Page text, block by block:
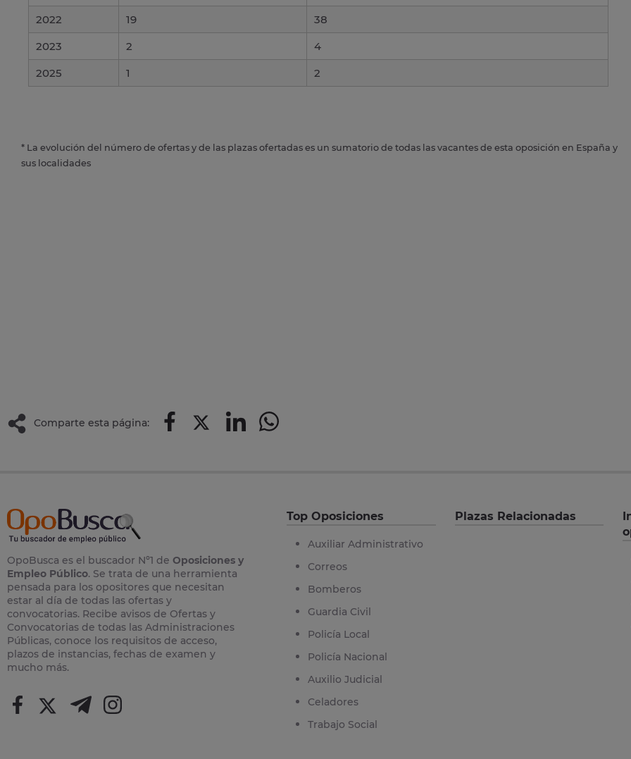
2022
19
38
2023
2
4
2025
1 2
* La evolución del número de ofertas y de las plazas ofertadas es un sumatorio de todas las vacantes de esta oposición en España y
sus localidades
Comparte esta página:
OpoBusca es el buscador Nº1 de Oposiciones y
Empleo Público. Se trata de una herramienta
pensada para los opositores que necesitan
estar al día de todas las ofertas y
convocatorias. Recibe avisos de Ofertas y
Convocatorias de todas las Administraciones
Públicas, conoce los requisitos de acceso,
plazos de instancias, fechas de examen y
mucho más.
Top Oposiciones
Auxiliar Administrativo
Correos
Bomberos
Guardia Civil
Policía Local
Policía Nacional
Auxilio Judicial
Celadores
Trabajo Social
Plazas Relacionadas